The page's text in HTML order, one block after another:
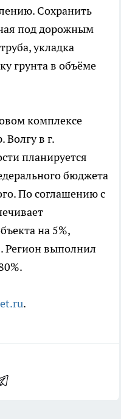
Сохранить
под дорожным
укладка
грунта в объёме
комплексе
Волгу в г.
планируется
бюджета
По соглашению с
на 5%,
Регион выполнил
.